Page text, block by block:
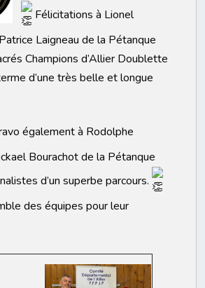
Félicitations à Lionel
Laigneau de la Pétanque
Champions d’Allier Doublette
d’une très belle et longue
également à Rodolphe
Bourachot de la Pétanque
d’un superbe parcours.
des équipes pour leur